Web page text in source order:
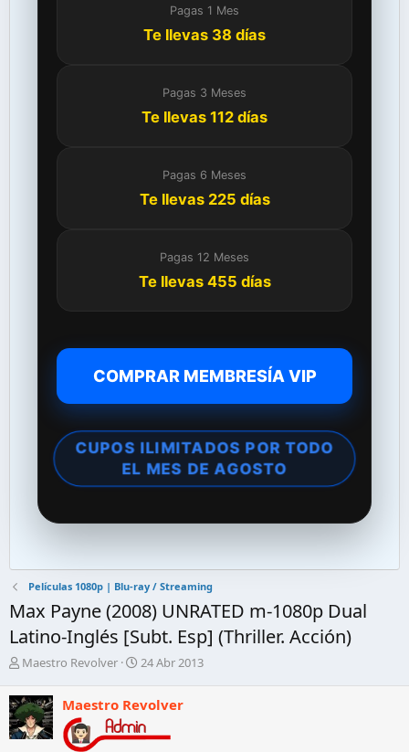
Pagas 1 Mes
Te llevas 38 días
Pagas 3 Meses
Te llevas 112 días
Pagas 6 Meses
Te llevas 225 días
Pagas 12 Meses
Te llevas 455 días
COMPRAR MEMBRESÍA VIP
CUPOS ILIMITADOS POR TODO
EL MES DE AGOSTO
Películas 1080p | Blu-ray / Streaming
Max Payne (2008) UNRATED m-1080p Dual
Latino-Inglés [Subt. Esp] (Thriller. Acción)
A
t
o
r
d
Maestro Revolver
F
h
a
d
24 Abr 2013
Maestro Revolver